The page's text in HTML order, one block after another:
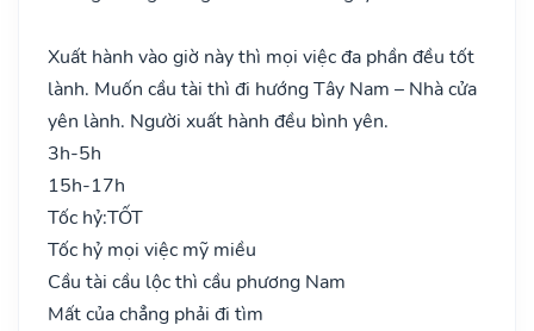
Xuất hành vào giờ này thì mọi việc đa phần đều tốt
lành. Muốn cầu tài thì đi hướng Tây Nam – Nhà cửa
yên lành. Người xuất hành đều bình yên.
3h-5h
15h-17h
Tốc hỷ:TỐT
Tốc hỷ mọi việc mỹ miều
Cầu tài cầu lộc thì cầu phương Nam
Mất của chẳng phải đi tìm